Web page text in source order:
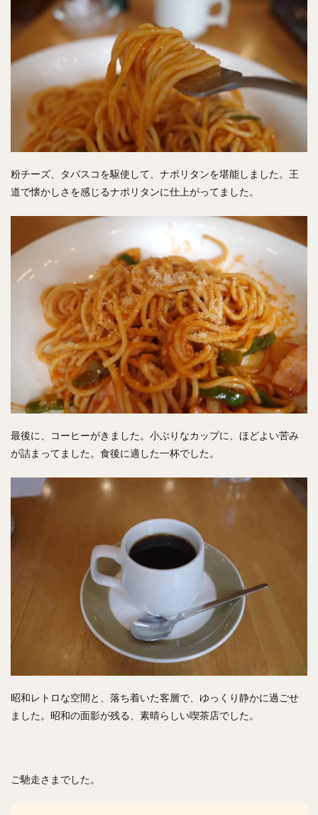
粉チーズ、タバスコを駆使して、ナポリタンを堪能しました。王
道で懐かしさを感じるナポリタンに仕上がってました。
最後に、コーヒーがきました。小ぶりなカップに、ほどよい苦み
が詰まってました。食後に適した一杯でした。
昭和レトロな空間と、落ち着いた客層で、ゆっくり静かに過ごせ
ました。昭和の面影が残る、素晴らしい喫茶店でした。
ご馳走さまでした。